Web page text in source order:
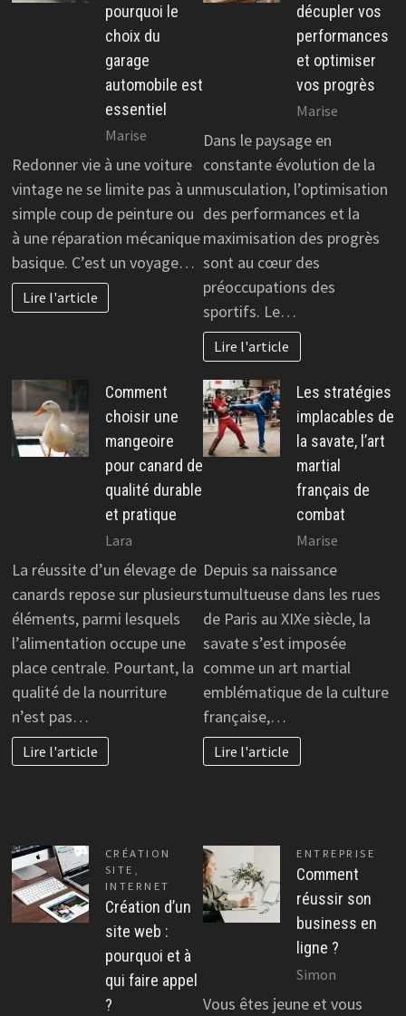
pourquoi le
choix du
garage
automobile est
essentiel
Marise
Redonner vie à une voiture
vintage ne se limite pas à un
simple coup de peinture ou
à une réparation mécanique
basique. C’est un voyage…
Lire l'article
décupler vos
performances
et optimiser
vos progrès
Marise
Dans le paysage en
constante évolution de la
musculation, l’optimisation
des performances et la
maximisation des progrès
sont au cœur des
préoccupations des
sportifs. Le…
Lire l'article
Comment
choisir une
mangeoire
pour canard de
qualité durable
et pratique
Lara
La réussite d’un élevage de
canards repose sur plusieurs
éléments, parmi lesquels
l’alimentation occupe une
place centrale. Pourtant, la
qualité de la nourriture
n’est pas…
Lire l'article
Les stratégies
implacables de
la savate, l’art
martial
français de
combat
Marise
Depuis sa naissance
tumultueuse dans les rues
de Paris au XIXe siècle, la
savate s’est imposée
comme un art martial
emblématique de la culture
française,…
Lire l'article
CRÉATION
SITE ,
INTERNET
Création d’un
site web :
pourquoi et à
qui faire appel
?
ENTREPRISE
Comment
réussir son
business en
ligne ?
Simon
Vous êtes jeune et vous